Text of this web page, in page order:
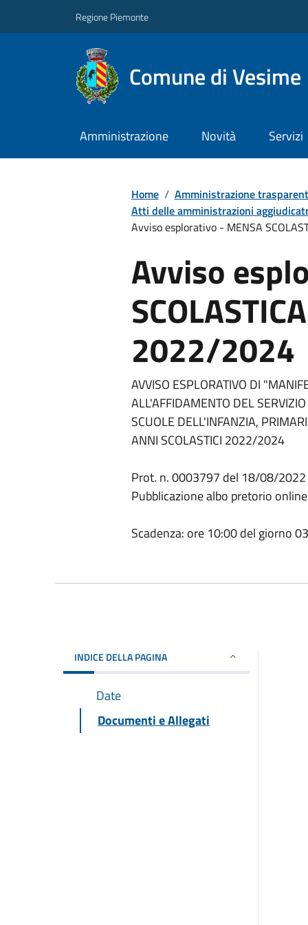
Regione Piemonte
Comune di Vesime
Amministrazione Novità Servizi
Home / Amministrazione
Atti delle amministrazioni
Avviso esplorativo - MENSA
Avviso
2022/2024
AVVISO ESPLORATIVO DI
ALL'AFFIDAMENTO DEL
SCUOLE DELL'INFANZIA,
ANNI SCOLASTICI 2022/2024
Prot. n. 0003797 del 18/08/2022
Pubblicazione albo pretorio
Scadenza: ore 10:00 del giorno
INDICE DELLA PAGINA
Date
Documenti e Allegati